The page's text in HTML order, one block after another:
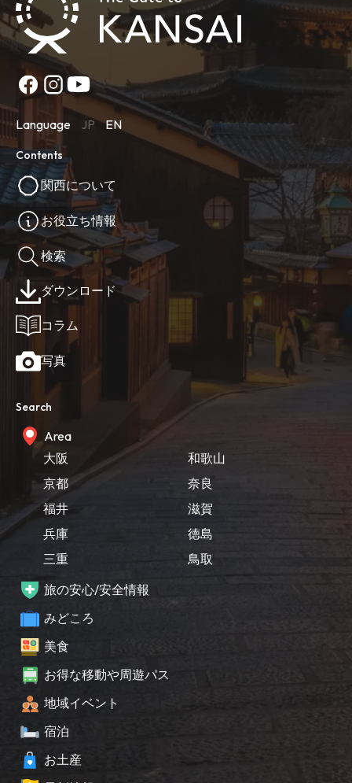
Language JP EN
Contents
関西について
お役立ち情報
検索
ダウンロード
コラム
写真
Search
Area
大阪
京都
福井
兵庫
三重
和歌山
奈良
滋賀
徳島
鳥取
旅の安心/安全情報
みどころ
美食
お得な移動や周遊パス
地域イベント
宿泊
お土産